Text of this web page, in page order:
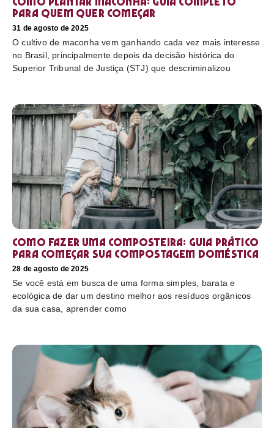
para quem quer começar
31 de agosto de 2025
O cultivo de maconha vem ganhando cada vez mais interesse
no Brasil, principalmente depois da decisão histórica do
Superior Tribunal de Justiça (STJ) que descriminalizou
Como fazer uma composteira: Guia prático
para começar sua compostagem doméstica
28 de agosto de 2025
Se você está em busca de uma forma simples, barata e
ecológica de dar um destino melhor aos resíduos orgânicos
da sua casa, aprender como